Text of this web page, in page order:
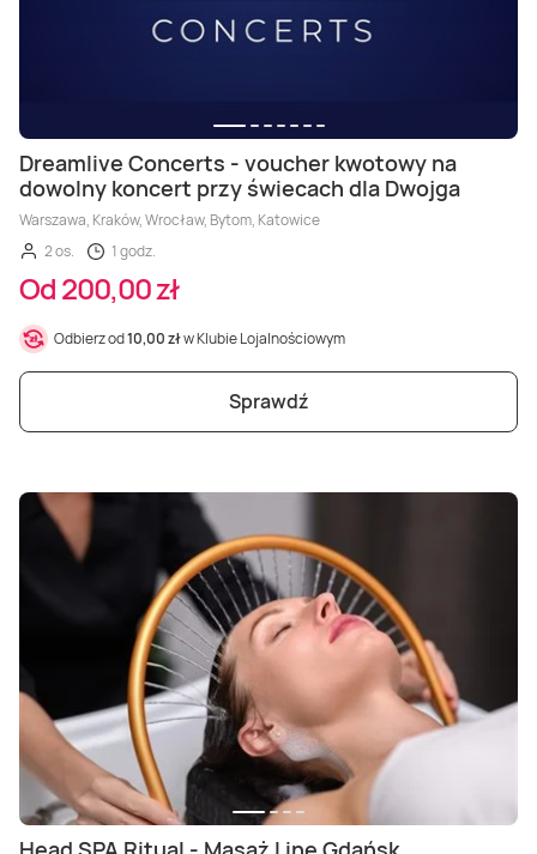
Dreamlive Concerts - voucher kwotowy na
dowolny koncert przy świecach dla Dwojga
Warszawa, Kraków, Wrocław, Bytom, Katowice
2 os.
1 godz.
Od 200,00 zł
Odbierz od10,00 złw Klubie Lojalnościowym
Sprawdź